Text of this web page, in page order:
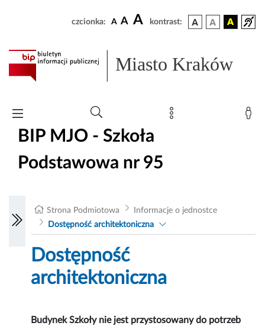
czcionka: A A A kontrast:
Miasto Kraków
BIP MJO - Szkoła
Podstawowa nr 95
Strona Podmiotowa
Informacje o jednostce
Dostępność architektoniczna
Dostępność
architektoniczna
Budynek Szkoły nie jest przystosowany do potrzeb